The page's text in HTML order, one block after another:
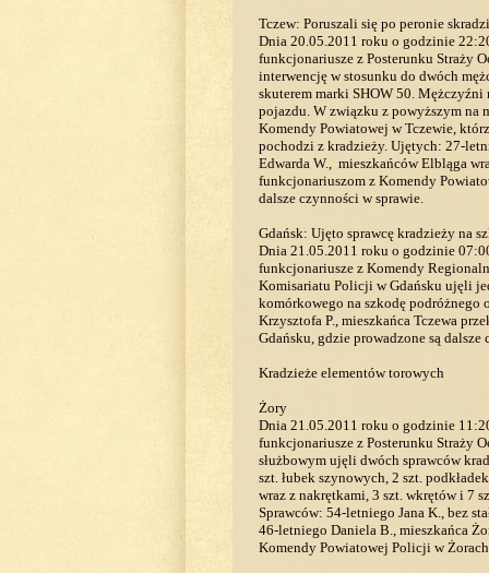
Tczew: Poruszali się po peronie
Dnia 20.05.2011 roku o godzinie
funkcjonariusze z Posterunku Straży
interwencję w stosunku do dwóch
skuterem marki SHOW 50.
pojazdu. W związku z powyższym na
Komendy Powiatowej w Tczewie,
pochodzi z kradzieży. Ujętych: 27-
Edwarda W., mieszkańców Elbląga
funkcjonariuszom z Komendy
dalsze czynności w sprawie.
Gdańsk: Ujęto sprawcę kradzieży na
Dnia 21.05.2011 roku o godzinie
funkcjonariusze z Komendy
Komisariatu Policji w Gdańsku ujęli
komórkowego na szkodę podróżnego
Krzysztofa P., mieszkańca Tczewa
Gdańsku, gdzie prowadzone są dalsze
Kradzieże elementów torowych
Żory
Dnia 21.05.2011 roku o godzinie
funkcjonariusze z Posterunku Straży
służbowym ujęli dwóch sprawców
szt. łubek szynowych, 2 szt.
wraz z nakrętkami, 3 szt. wkrętów i 7
Sprawców: 54-letniego Jana K., bez
46-letniego Daniela B., mieszkańca
Komendy Powiatowej Policji w